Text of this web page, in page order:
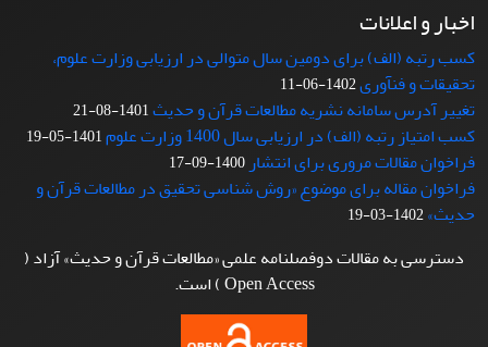
اخبار و اعلانات
کسب رتبه (الف) برای دومین سال متوالی در ارزیابی وزارت علوم،
تحقیقات و فنآوری1402-06-11
تغییر آدرس سامانه نشریه مطالعات قرآن و حدیث1401-08-21
کسب امتیاز رتبه (الف) در ارزیابی سال 1400 وزارت علوم 1401-05-19
فراخوان مقالات مروری برای انتشار1400-09-17
فراخوان مقاله برای موضوع «روش شناسی تحقیق در مطالعات قرآن و
حدیث»1402-03-19
دسترسی به مقالات دوفصلنامه علمی «مطالعات قرآن و حدیث» آزاد (
Open Access ) است.